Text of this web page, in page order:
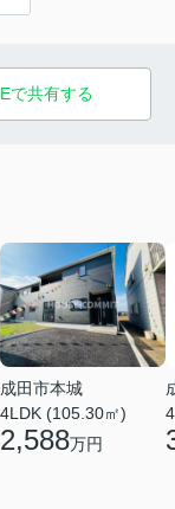
で共有する
成田市本城
4LDK (105.30㎡)
2,588万円